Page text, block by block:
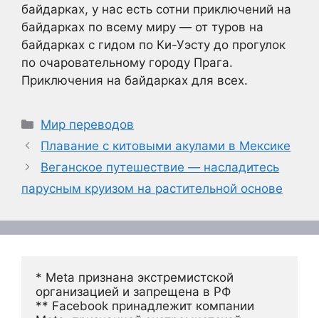
байдарках, у нас есть сотни приключений на
байдарках по всему миру — от туров на
байдарках с гидом по Ки-Уэсту до прогулок
по очаровательному городу Прага.
Приключения на байдарках для всех.
Рубрики
Мир переводов
Плавание с китовыми акулами в Мексике
Веганское путешествие — насладитесь
парусным круизом на растительной основе
* Meta признана экстремистской
организацией и запрещена в РФ
** Facebook принадлежит компании